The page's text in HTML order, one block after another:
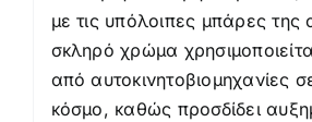
με τις υπόλοιπες μπάρες
σκληρό χρώμα
από αυτοκινητοβιομηχανίες
κόσμο, καθώς προσδίδει